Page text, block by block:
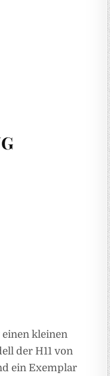
kleinen
der H11 von
ein Exemplar